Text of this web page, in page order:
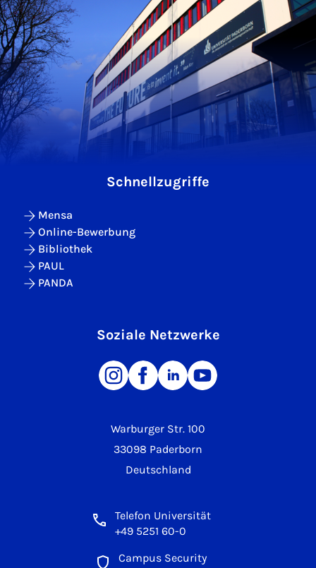
Warburger Str. 100
33098 Paderborn
Deutschland
Telefon Universität
+49 5251 60-0
Campus Security
Schnellzugriffe
Mensa
Online-Bewerbung
Bibliothek
PAUL
PANDA
Soziale Netzwerke